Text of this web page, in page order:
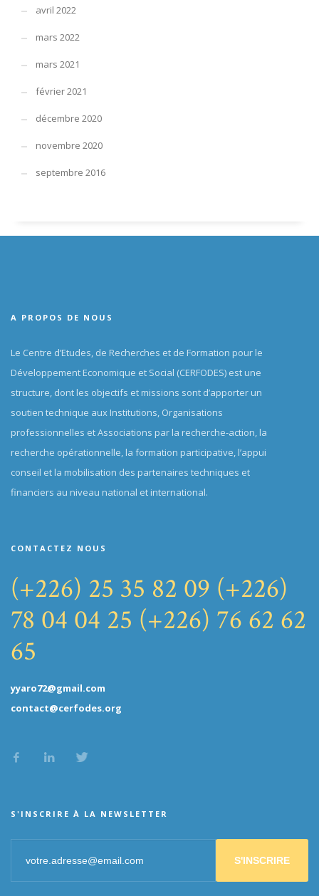
avril 2022
mars 2022
mars 2021
février 2021
décembre 2020
novembre 2020
septembre 2016
A PROPOS DE NOUS
Le Centre d’Etudes, de Recherches et de Formation pour le
Développement Economique et Social (CERFODES) est une
structure, dont les objectifs et missions sont d’apporter un
soutien technique aux Institutions, Organisations
professionnelles et Associations par la recherche-action, la
recherche opérationnelle, la formation participative, l’appui
conseil et la mobilisation des partenaires techniques et
financiers au niveau national et international.
CONTACTEZ NOUS
(+226) 25 35 82 09 (+226)
78 04 04 25 (+226) 76 62 62
65
yyaro72@gmail.com
contact@cerfodes.org
S'INSCRIRE À LA NEWSLETTER
S'INSCRIRE